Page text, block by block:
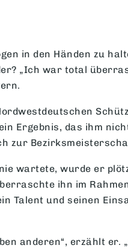
in den Händen zu
„Ich war total
Ergebnis, das ihm
zur
wartete, wurde er
ihn im
Talent und seinen
anderen“, erzählt